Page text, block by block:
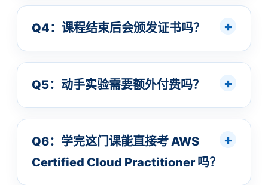
Q4：课程结束后会颁发证书吗？
Q5：动手实验需要额外付费吗？
Q6：学完这门课能直接考 AWS
Certified Cloud Practitioner 吗？